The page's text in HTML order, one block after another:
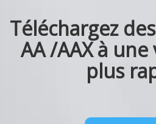
Téléchargez
AA /AAX à une
plus